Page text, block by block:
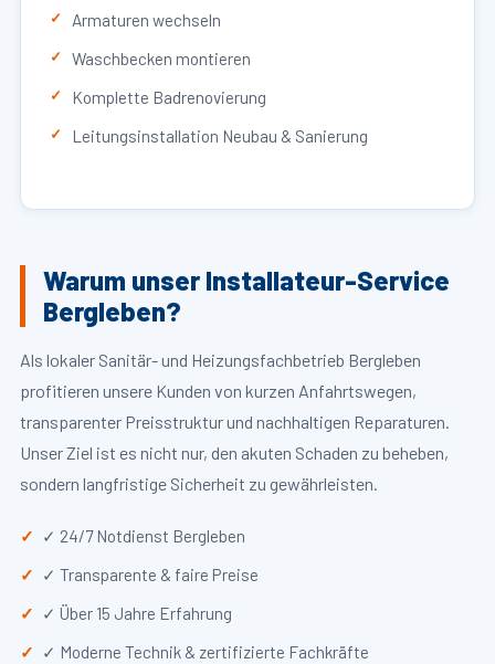
Armaturen wechseln
Waschbecken montieren
Komplette Badrenovierung
Leitungsinstallation Neubau & Sanierung
Warum unser Installateur-Service
Bergleben?
Als lokaler Sanitär- und Heizungsfachbetrieb Bergleben
profitieren unsere Kunden von kurzen Anfahrtswegen,
transparenter Preisstruktur und nachhaltigen Reparaturen.
Unser Ziel ist es nicht nur, den akuten Schaden zu beheben,
sondern langfristige Sicherheit zu gewährleisten.
✓ 24/7 Notdienst Bergleben
✓ Transparente & faire Preise
✓ Über 15 Jahre Erfahrung
✓ Moderne Technik & zertifizierte Fachkräfte